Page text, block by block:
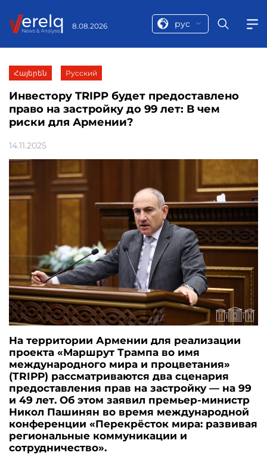
8.08.2026 рус
Հայերեն Русский
Инвестору TRIPP будет предоставлено
право на застройку до 99 лет: В чем
риски для Армении?
14.11.2025
На территории Армении для реализации
проекта «Маршрут Трампа во имя
международного мира и процветания»
(TRIPP) рассматриваются два сценария
предоставления прав на застройку — на 99
и 49 лет. Об этом заявил премьер-министр
Никол Пашинян во время международной
конференции «Перекрёсток мира: развивая
региональные коммуникации и
сотрудничество».